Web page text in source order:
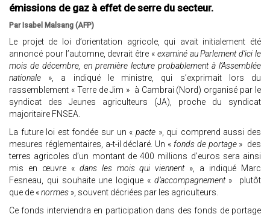
émissions de gaz à effet de serre du secteur.
Par Isabel Malsang (AFP)
Le projet de loi d’orientation agricole, qui avait initialement été
annoncé pour l’automne, devrait être « examiné au Parlement d’ici le
mois de décembre, en première lecture probablement à l’Assemblée
nationale », a indiqué le ministre, qui s’exprimait lors du
rassemblement « Terre de Jim » à Cambrai (Nord) organisé par le
syndicat des Jeunes agriculteurs (JA), proche du syndicat
majoritaire FNSEA.
La future loi est fondée sur un « pacte », qui comprend aussi des
mesures réglementaires, a-t-il déclaré. Un « fonds de portage » des
terres agricoles d’un montant de 400 millions d’euros sera ainsi
mis en œuvre «dans les mois qui viennent », a indiqué Marc
Fesneau, qui souhaite une logique « d’accompagnement» plutôt
que de «normes », souvent décriées par les agriculteurs.
Ce fonds interviendra en participation dans des fonds de portage